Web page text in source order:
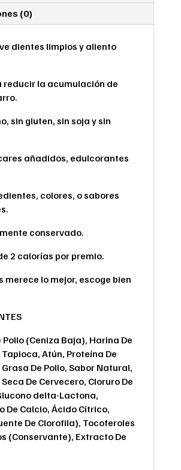
(0)
dientes limpios y aliento
reducir la acumulación de
sin gluten, sin soja y sin
añadidos, edulcorantes
colores, o sabores
conservado.
2 calorías por premio.
merece lo mejor, escoge bien
Pollo (Ceniza Baja), Harina De
Atún, Proteína De
De Pollo, Sabor Natural,
De Cervecero, Cloruro De
delta-Lactona,
De Calcio, Ácido Cítrico,
De Clorofila), Tocoferoles
(Conservante), Extracto De